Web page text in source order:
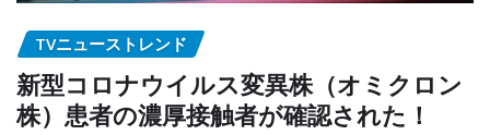
TVニューストレンド
新型コロナウイルス変異株（オミクロン
株）患者の濃厚接触者が確認された！